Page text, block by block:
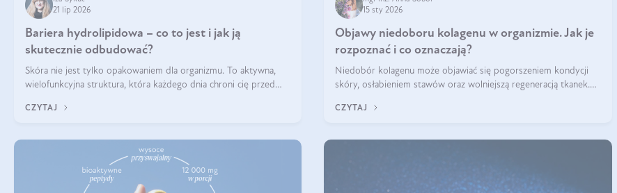
21 lip 2026
Bariera hydrolipidowa – co to jest i jak ją
skutecznie odbudować?
Skóra nie jest tylko opakowaniem dla organizmu. To aktywna,
wielofunkcyjna struktura, która każdego dnia chroni cię przed
środowiskowymi. Jednym z jej kluczowych elementów jest
CZYTAJ
15 sty 2026
Objawy niedoboru kolagenu w organizmie. Jak je
rozpoznać i co oznaczają?
Niedobór kolagenu może objawiać się pogorszeniem kondycji
skóry, osłabieniem stawów oraz wolniejszą regeneracją tkanek.
skóry, bóle stawów, łamliwość paznokci oraz osłabienie włosów.
CZYTAJ